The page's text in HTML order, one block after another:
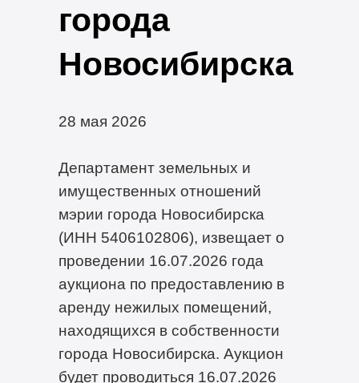
города
Новосибирска
28 мая 2026
Департамент земельных и
имущественных отношений
мэрии города Новосибирска
(ИНН 5406102806), извещает о
проведении 16.07.2026 года
аукциона по предоставлению в
аренду нежилых помещений,
находящихся в собственности
города Новосибирска. Аукцион
будет проводиться 16.07.2026